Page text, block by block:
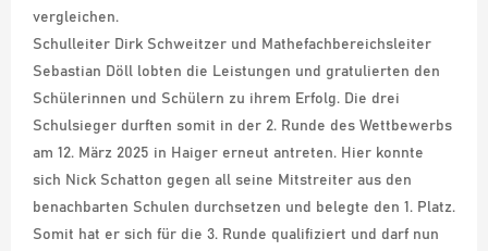
vergleichen.
Schulleiter Dirk Schweitzer und Mathefachbereichsleiter
Sebastian Döll lobten die Leistungen und gratulierten den
Schülerinnen und Schülern zu ihrem Erfolg. Die drei
Schulsieger durften somit in der 2. Runde des Wettbewerbs
am 12. März 2025 in Haiger erneut antreten. Hier konnte
sich Nick Schatton gegen all seine Mitstreiter aus den
benachbarten Schulen durchsetzen und belegte den 1. Platz.
Somit hat er sich für die 3. Runde qualifiziert und darf nun